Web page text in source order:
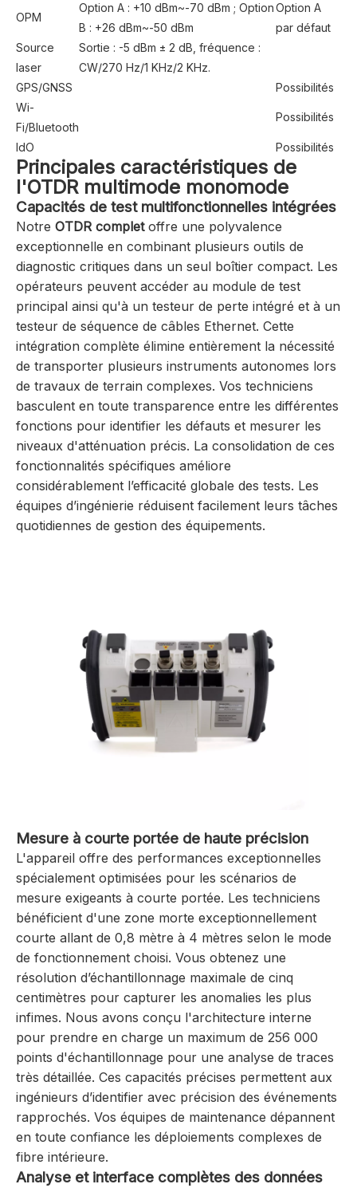
OPM
Option A : +10 dBm~-70 dBm ; Option
B : +26 dBm~-50 dBm
Option A
par défaut
Source
laser
Sortie : -5 dBm ± 2 dB, fréquence :
CW/270 Hz/1 KHz/2 KHz.
GPS/GNSS
Possibilités
Wi-
Fi/Bluetooth
Possibilités
IdO Possibilités
Principales caractéristiques de
l'OTDR multimode monomode
Capacités de test multifonctionnelles intégrées
Notre OTDR complet offre une polyvalence
exceptionnelle en combinant plusieurs outils de
diagnostic critiques dans un seul boîtier compact. Les
opérateurs peuvent accéder au module de test
principal ainsi qu'à un testeur de perte intégré et à un
testeur de séquence de câbles Ethernet. Cette
intégration complète élimine entièrement la nécessité
de transporter plusieurs instruments autonomes lors
de travaux de terrain complexes. Vos techniciens
basculent en toute transparence entre les différentes
fonctions pour identifier les défauts et mesurer les
niveaux d'atténuation précis. La consolidation de ces
fonctionnalités spécifiques améliore
considérablement l’efficacité globale des tests. Les
équipes d’ingénierie réduisent facilement leurs tâches
quotidiennes de gestion des équipements.
Mesure à courte portée de haute précision
L'appareil offre des performances exceptionnelles
spécialement optimisées pour les scénarios de
mesure exigeants à courte portée. Les techniciens
bénéficient d'une zone morte exceptionnellement
courte allant de 0,8 mètre à 4 mètres selon le mode
de fonctionnement choisi. Vous obtenez une
résolution d’échantillonnage maximale de cinq
centimètres pour capturer les anomalies les plus
infimes. Nous avons conçu l'architecture interne
pour prendre en charge un maximum de 256 000
points d'échantillonnage pour une analyse de traces
très détaillée. Ces capacités précises permettent aux
ingénieurs d’identifier avec précision des événements
rapprochés. Vos équipes de maintenance dépannent
en toute confiance les déploiements complexes de
fibre intérieure.
Analyse et interface complètes des données